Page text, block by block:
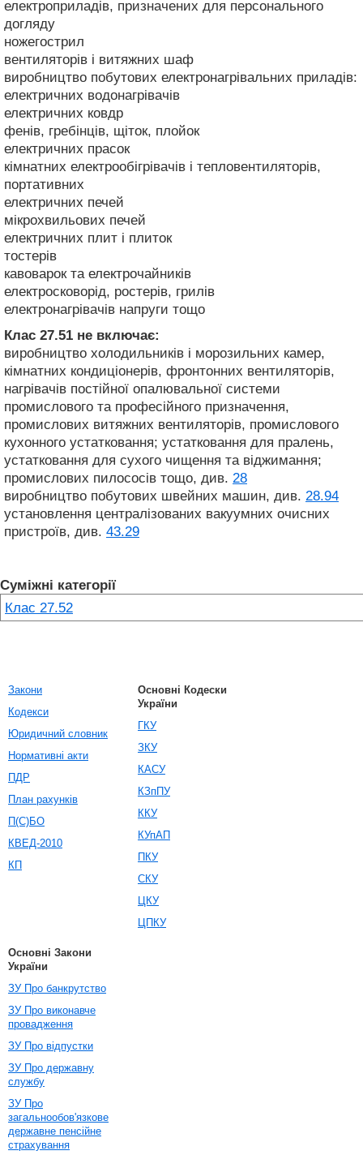
електроприладів, призначених для персонального
догляду
ножегострил
вентиляторів і витяжних шаф
виробництво побутових електронагрівальних приладів:
електричних водонагрівачів
електричних ковдр
фенів, гребінців, щіток, плойок
електричних прасок
кімнатних електрообігрівачів і тепловентиляторів,
портативних
електричних печей
мікрохвильових печей
електричних плит і плиток
тостерів
кавоварок та електрочайників
електросковорід, ростерів, грилів
електронагрівачів напруги тощо
Клас 27.51 не включає:
виробництво холодильників і морозильних камер,
кімнатних кондиціонерів, фронтонних вентиляторів,
нагрівачів постійної опалювальної системи
промислового та професійного призначення,
промислових витяжних вентиляторів, промислового
кухонного устатковання; устатковання для пралень,
устатковання для сухого чищення та віджимання;
промислових пилососів тощо, див. 28
виробництво побутових швейних машин, див. 28.94
установлення централізованих вакуумних очисних
пристроїв, див. 43.29
Суміжні категорії
Клас 27.52
Закони
Кодекси
Юридичний словник
Нормативні акти
ПДР
План рахунків
П(С)БО
КВЕД-2010
КП
Основні Кодески
України
ГКУ
ЗКУ
КАСУ
КЗпПУ
ККУ
КУпАП
ПКУ
СКУ
ЦКУ
ЦПКУ
Основні Закони
України
ЗУ Про банкрутство
ЗУ Про виконавче
провадження
ЗУ Про відпустки
ЗУ Про державну
службу
ЗУ Про
загальнообов'язкове
державне пенсійне
страхування